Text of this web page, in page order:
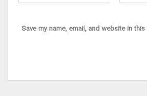
Save my name, email, and website in